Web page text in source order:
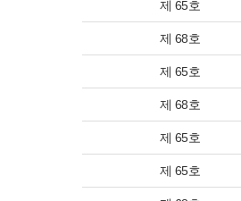
제 65호
제 68호
제 65호
제 68호
제 65호
제 65호